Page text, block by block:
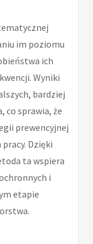
im poziomu
ich
Wyniki
bardziej
co sprawia, że
prewencyjnej
Dzięki
ta wspiera
i
etapie